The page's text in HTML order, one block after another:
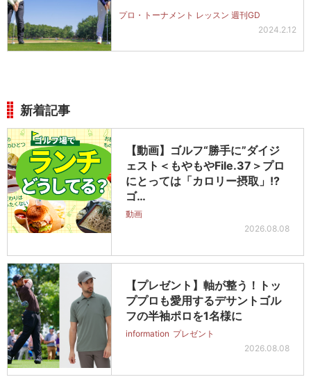
プロ・トーナメント レッスン 週刊GD
2024.2.12
新着記事
【動画】ゴルフ“勝手に”ダイジ
ェスト＜もやもやFile.37＞プロ
にとっては「カロリー摂取」!?
ゴ…
動画
2026.08.08
【プレゼント】軸が整う！トッ
ププロも愛用するデサントゴル
フの半袖ポロを1名様に
information プレゼント
2026.08.08